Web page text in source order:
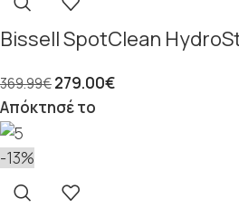
Bissell SpotClean
369.99€279.00€
Απόκτησέ το
-13%